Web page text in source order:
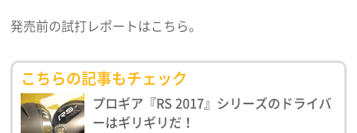
発売前の試打レポートはこちら。
こちらの記事もチェック
プロギア『RS 2017』シリーズのドライバ
ーはギリギリだ！